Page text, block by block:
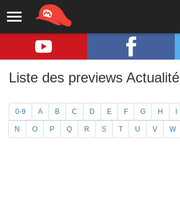
Liste des previews Actualité
0-9 A B C D E F G H
N O P Q R S T U V W